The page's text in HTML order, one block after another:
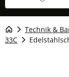
Technik &
33C